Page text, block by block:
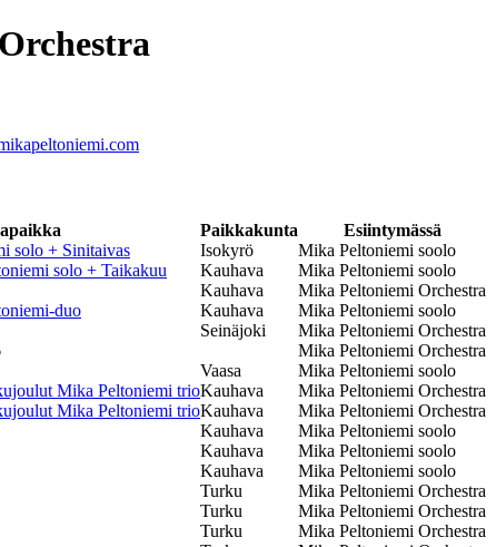
Paikkakunta
Esiintymässä
solo + Sinitaivas Isokyrö
Mika Peltoniemi soolo
solo + Taikakuu Kauhava
Mika Peltoniemi soolo
Kauhava
Mika Peltoniemi Orchestra
duo Kauhava
Mika Peltoniemi soolo
Seinäjoki
Mika Peltoniemi Orchestra
Mika Peltoniemi Orchestra
Vaasa
Mika Peltoniemi soolo
Mika Peltoniemi trioKauhava
Mika Peltoniemi Orchestra
Mika Peltoniemi trioKauhava
Mika Peltoniemi Orchestra
Kauhava
Mika Peltoniemi soolo
Kauhava
Mika Peltoniemi soolo
Kauhava
Mika Peltoniemi soolo
Turku
Mika Peltoniemi Orchestra
Turku
Mika Peltoniemi Orchestra
Turku
Mika Peltoniemi Orchestra